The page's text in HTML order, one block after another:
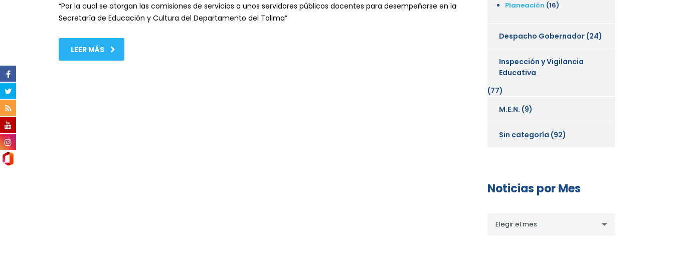
“Por la cual se otorgan las comisiones de servicios a unos servidores públicos docentes para desempeñarse en la
Secretaría de Educación y Cultura del Departamento del Tolima”
LEER MÁS
Planeación (16)
Despacho Gobernador (24)
Inspección y Vigilancia
Educativa
(77)
M.E.N. (9)
Sin categoría (92)
Noticias por Mes
porElegir el mes